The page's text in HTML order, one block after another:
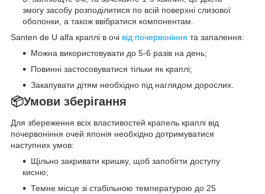
змогу засобу розподілитися по всій поверхні слизової
оболонки, а також ввібратися компонентам.
Santen de U alfa краплі в очі від почервоніння та запалення:
Можна використовувати до 5-6 разів на день;
Повинні застосовуватися тільки як краплі;
Закапувати дітям необхідно під наглядом дорослих.
📦Умови зберігання
Для збереження всіх властивостей крапель краплі від
почервоніння очей японія необхідно дотримуватися
наступних умов:
Щільно закривати кришку, щоб запобігти доступу
кисню;
Темне місце зі стабільною температурою до 25